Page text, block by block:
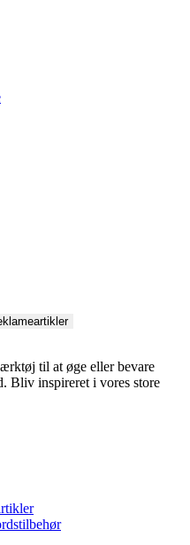
til at øge eller bevare
Bliv inspireret i vores store